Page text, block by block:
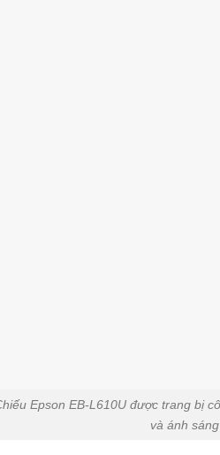
Epson EB-L610U được trang bị
và ánh